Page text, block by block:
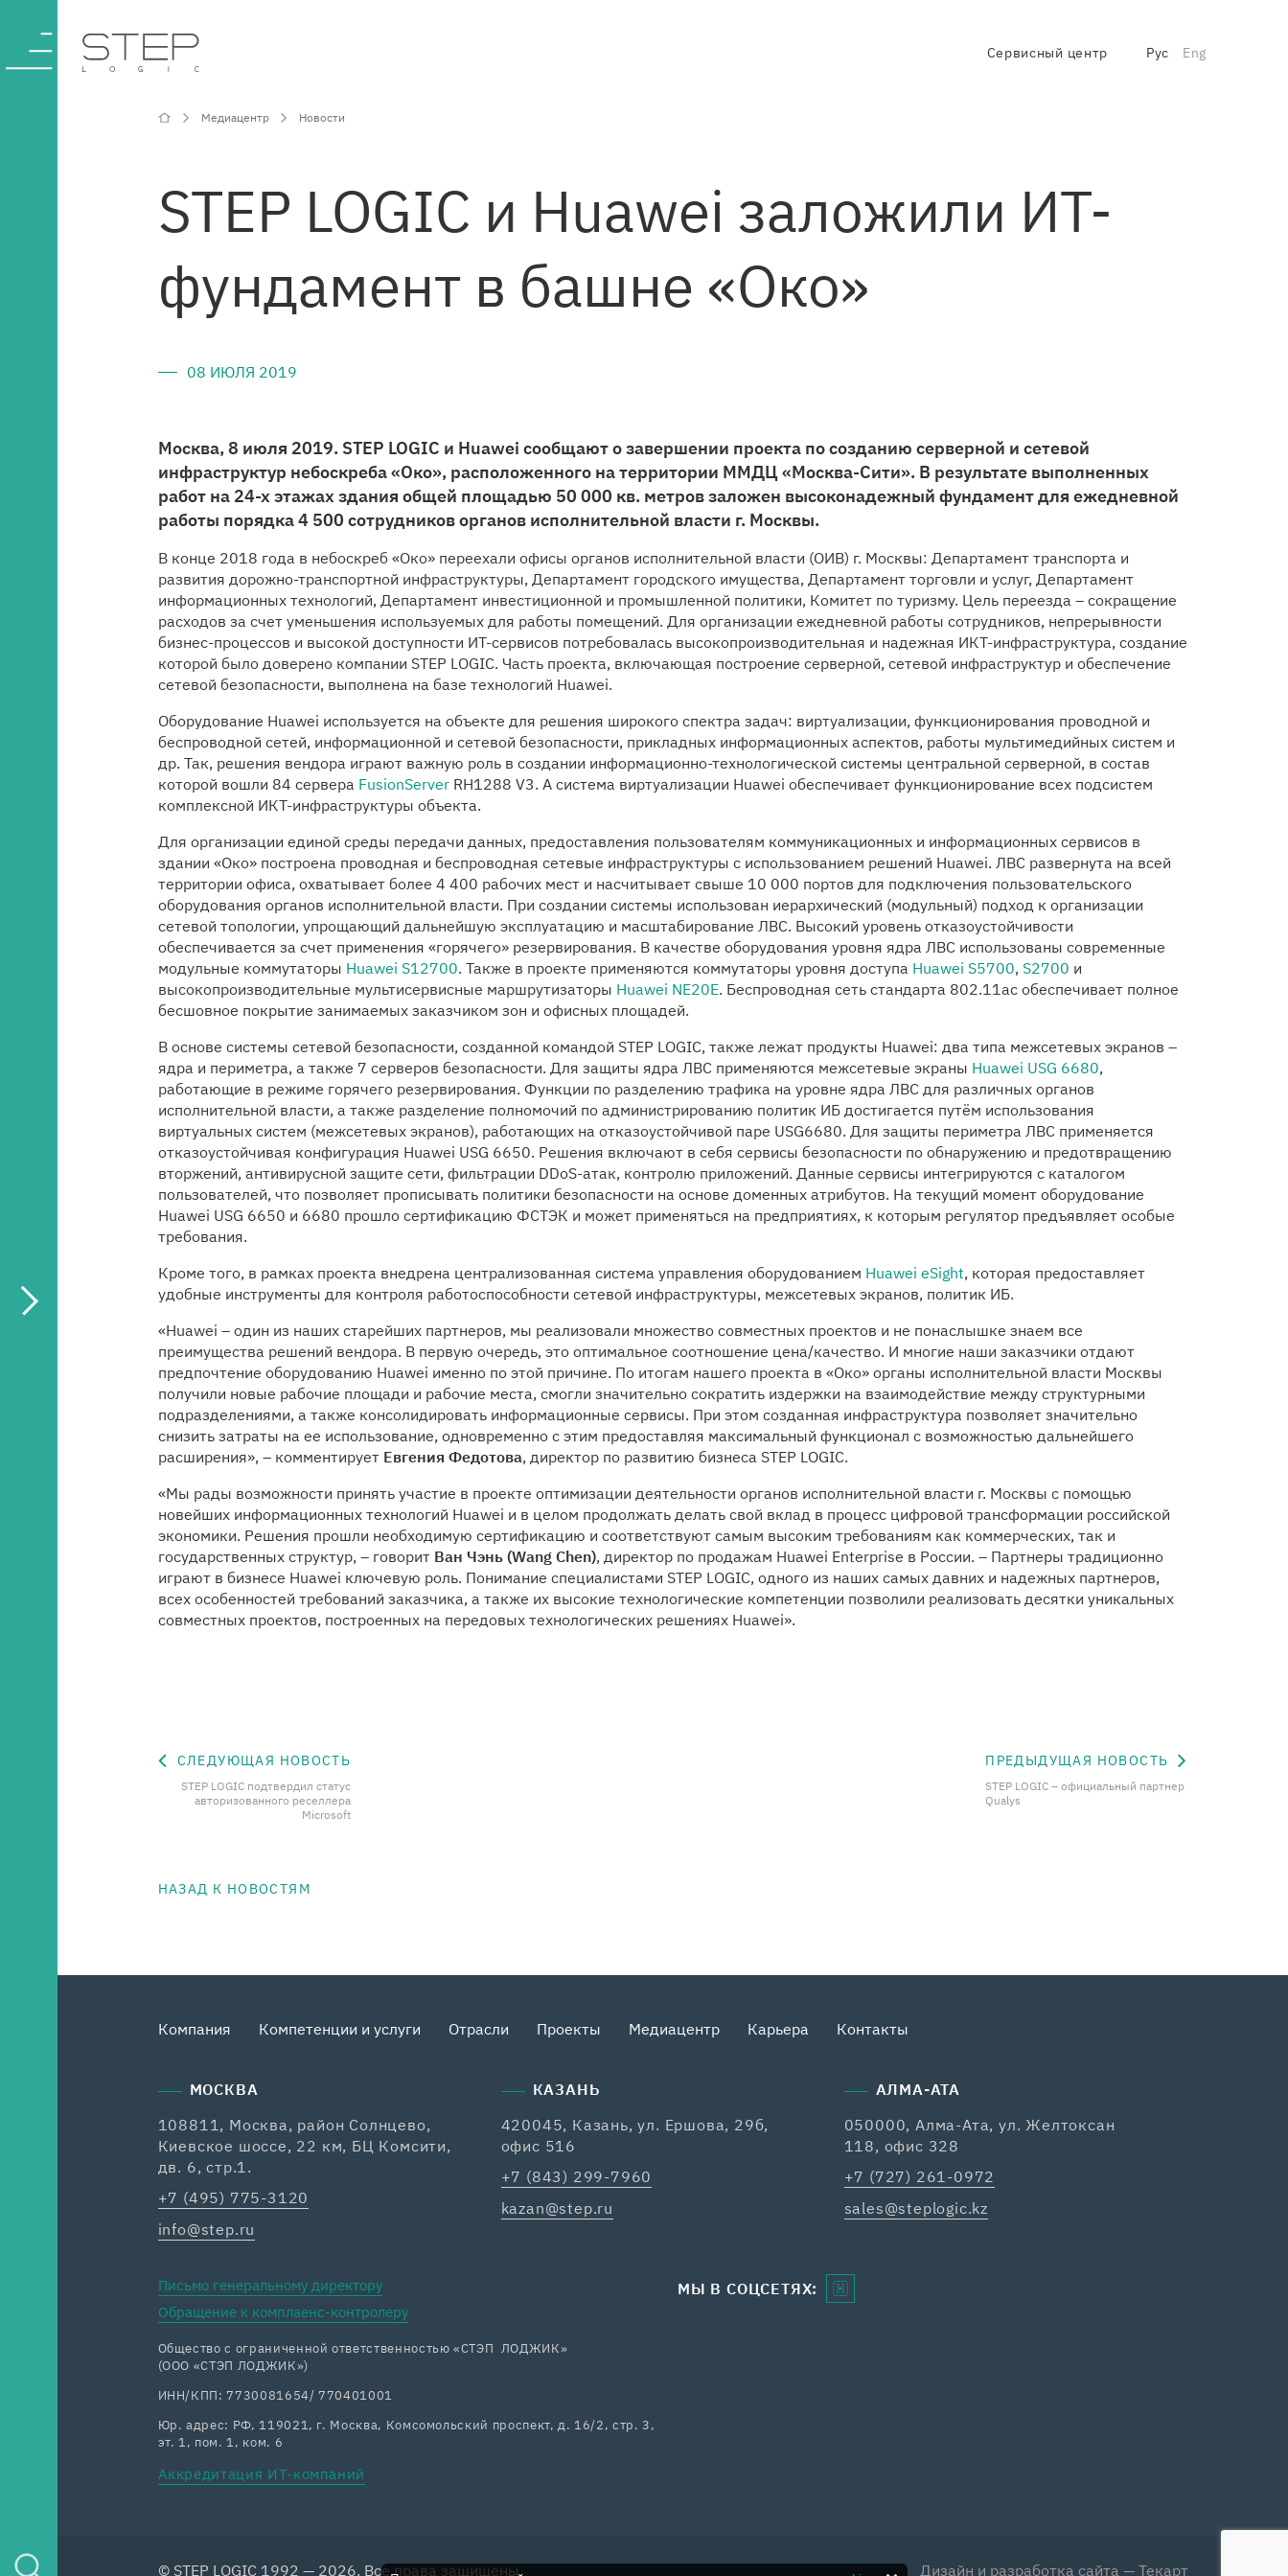
Медиацентр Новости
STEP LOGIC и Huawei заложили ИТ-
фундамент в башне «Око»
08 ИЮЛЯ 2019
Москва, 8 июля 2019. STEP LOGIC и Huawei сообщают о завершении проекта по созданию серверной и сетевой
инфраструктур небоскреба «Око», расположенного на территории ММДЦ «Москва-Сити». В результате выполненных
работ на 24-х этажах здания общей площадью 50 000 кв. метров заложен высоконадежный фундамент для ежедневной
работы порядка 4 500 сотрудников органов исполнительной власти г. Москвы.
В конце 2018 года в небоскреб «Око» переехали офисы органов исполнительной власти (ОИВ) г. Москвы: Департамент транспорта и
развития дорожно-транспортной инфраструктуры, Департамент городского имущества, Департамент торговли и услуг, Департамент
информационных технологий, Департамент инвестиционной и промышленной политики, Комитет по туризму. Цель переезда – сокращение
расходов за счет уменьшения используемых для работы помещений. Для организации ежедневной работы сотрудников, непрерывности
бизнес-процессов и высокой доступности ИТ-сервисов потребовалась высокопроизводительная и надежная ИКТ-инфраструктура, создание
которой было доверено компании STEP LOGIC. Часть проекта, включающая построение серверной, сетевой инфраструктур и обеспечение
сетевой безопасности, выполнена на базе технологий Huawei.
Оборудование Huawei используется на объекте для решения широкого спектра задач: виртуализации, функционирования проводной и
беспроводной сетей, информационной и сетевой безопасности, прикладных информационных аспектов, работы мультимедийных систем и
др. Так, решения вендора играют важную роль в создании информационно-технологической системы центральной серверной, в состав
которой вошли 84 сервера FusionServerRH1288 V3. А система виртуализации Huawei обеспечивает функционирование всех подсистем
комплексной ИКТ-инфраструктуры объекта.
Для организации единой среды передачи данных, предоставления пользователям коммуникационных и информационных сервисов в
здании «Око» построена проводная и беспроводная сетевые инфраструктуры с использованием решений Huawei. ЛВС развернута на всей
территории офиса, охватывает более 4 400 рабочих мест и насчитывает свыше 10 000 портов для подключения пользовательского
оборудования органов исполнительной власти. При создании системы использован иерархический (модульный) подход к организации
сетевой топологии, упрощающий дальнейшую эксплуатацию и масштабирование ЛВС. Высокий уровень отказоустойчивости
обеспечивается за счет применения «горячего» резервирования. В качестве оборудования уровня ядра ЛВС использованы современные
модульные коммутаторы Huawei S12700. Также в проекте применяются коммутаторы уровня доступа Huawei S5700, S2700 и
высокопроизводительные мультисервисные маршрутизаторы Huawei NE20E. Беспроводная сеть стандарта 802.11ac обеспечивает полное
бесшовное покрытие занимаемых заказчиком зон и офисных площадей.
В основе системы сетевой безопасности, созданной командой STEP LOGIC, также лежат продукты Huawei: два типа межсетевых экранов –
ядра и периметра, а также 7 серверов безопасности. Для защиты ядра ЛВС применяются межсетевые экраны Huawei USG 6680,
работающие в режиме горячего резервирования. Функции по разделению трафика на уровне ядра ЛВС для различных органов
исполнительной власти, а также разделение полномочий по администрированию политик ИБ достигается путём использования
виртуальных систем (межсетевых экранов), работающих на отказоустойчивой паре USG6680. Для защиты периметра ЛВС применяется
отказоустойчивая конфигурация Huawei USG 6650. Решения включают в себя сервисы безопасности по обнаружению и предотвращению
вторжений, антивирусной защите сети, фильтрации DDoS-атак, контролю приложений. Данные сервисы интегрируются с каталогом
пользователей, что позволяет прописывать политики безопасности на основе доменных атрибутов. На текущий момент оборудование
Huawei USG 6650 и 6680 прошло сертификацию ФСТЭК и может применяться на предприятиях, к которым регулятор предъявляет особые
требования.
Кроме того, в рамках проекта внедрена централизованная система управления оборудованием Huawei eSight, которая предоставляет
удобные инструменты для контроля работоспособности сетевой инфраструктуры, межсетевых экранов, политик ИБ.
«Huawei – один из наших старейших партнеров, мы реализовали множество совместных проектов и не понаслышке знаем все
преимущества решений вендора. В первую очередь, это оптимальное соотношение цена/качество. И многие наши заказчики отдают
предпочтение оборудованию Huawei именно по этой причине. По итогам нашего проекта в «Око» органы исполнительной власти Москвы
получили новые рабочие площади и рабочие места, смогли значительно сократить издержки на взаимодействие между структурными
подразделениями, а также консолидировать информационные сервисы. При этом созданная инфраструктура позволяет значительно
снизить затраты на ее использование, одновременно с этим предоставляя максимальный функционал с возможностью дальнейшего
расширения», – комментирует Евгения Федотова, директор по развитию бизнеса STEP LOGIC.
«Мы рады возможности принять участие в проекте оптимизации деятельности органов исполнительной власти г. Москвы с помощью
новейших информационных технологий Huawei и в целом продолжать делать свой вклад в процесс цифровой трансформации российской
экономики. Решения прошли необходимую сертификацию и соответствуют самым высоким требованиям как коммерческих, так и
государственных структур, – говорит Ван Чэнь (Wang Chen), директор по продажам Huawei Enterprise в России. – Партнеры традиционно
играют в бизнесе Huawei ключевую роль. Понимание специалистами STEP LOGIC, одного из наших самых давних и надежных партнеров,
всех особенностей требований заказчика, а также их высокие технологические компетенции позволили реализовать десятки уникальных
совместных проектов, построенных на передовых технологических решениях Huawei».
СЛЕДУЮЩАЯ НОВОСТЬ
STEP LOGIC подтвердил статус
авторизованного реселлера
Microsoft
ПРЕДЫДУЩАЯ НОВОСТЬ
STEP LOGIC – официальный партнер
Qualys
НАЗАД К НОВОСТЯМ
О компании
Компетенции и
услуги
Медиацентр
Карьера
Контакты
Сервисный центр Рус Eng
Компания Компетенции и услуги Отрасли Проекты Медиацентр Карьера Контакты
МОСКВА
108811, Москва, район Солнцево,
Киевское шоссе, 22 км, БЦ Комсити,
дв. 6, стр.1.
+7 (495) 775-3120
info@step.ru
КАЗАНЬ
420045, Казань, ул. Ершова, 29б,
офис 516
+7 (843) 299-7960
kazan@step.ru
АЛМА-АТА
050000, Алма-Ата, ул. Желтоксан
118, офис 328
+7 (727) 261-0972
sales@steplogic.kz
Письмо генеральному директору
Обращение к комплаенс-контролеру
Общество с ограниченной ответственностью «СТЭП ЛОДЖИК»
(ООО «СТЭП ЛОДЖИК»)
ИНН/КПП: 7730081654/ 770401001
Юр. адрес: РФ, 119021, г. Москва, Комсомольский проспект, д. 16/2, стр. 3,
эт. 1, пом. 1, ком. 6
Аккредитация ИТ-компаний
МЫ В СОЦСЕТЯХ:
© STEP LOGIC 1992 — 2026. Все права защищены. Дизайн и разработка сайта — Текарт